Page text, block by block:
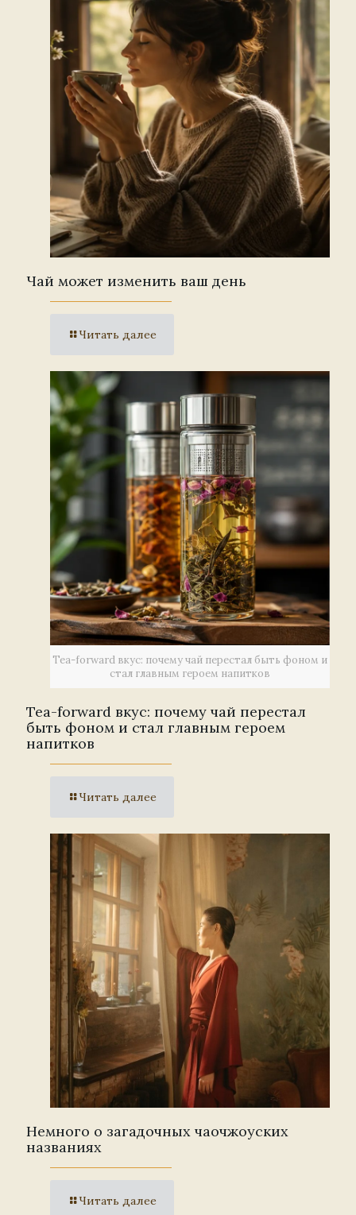
Чай может изменить ваш день
Читать далее
Tea-forward вкус: почему чай перестал быть фоном и
стал главным героем напитков
Tea-forward вкус: почему чай перестал
быть фоном и стал главным героем
напитков
Читать далее
Немного о загадочных чаочжоуских
названиях
Читать далее